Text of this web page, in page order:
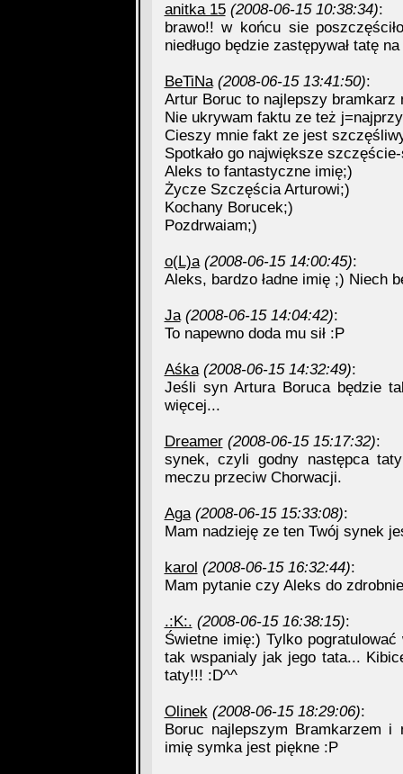
anitka 15 (2008-06-15 10:38:34):
brawo!! w końcu sie
niedługo będzie zastępywał tatę
BeTiNa (2008-06-15 13:41:50):
Artur Boruc to najlepszy bramkarz
Nie ukrywam faktu ze też
Cieszy mnie fakt ze jest
Spotkało go największe
Aleks to fantastyczne imię;)
Życze Szczęścia Arturowi;)
Kochany Borucek;)
Pozdrwaiam;)
o(L)a (2008-06-15 14:00:45):
Aleks, bardzo ładne imię ;) Niech
Ja (2008-06-15 14:04:42):
To napewno doda mu sił :P
Aśka (2008-06-15 14:32:49):
Jeśli syn Artura Boruca będzie
więcej...
Dreamer (2008-06-15 15:17:32):
synek, czyli godny następca
meczu przeciw Chorwacji.
Aga (2008-06-15 15:33:08):
Mam nadzieję ze ten Twój synek
karol (2008-06-15 16:32:44):
Mam pytanie czy Aleks do
.:K:. (2008-06-15 16:38:15):
Świetne imię:) Tylko
tak wspanialy jak jego tata...
taty!!! :D^^
Olinek (2008-06-15 18:29:06):
Boruc najlepszym Bramkarzem
imię symka jest piękne :P